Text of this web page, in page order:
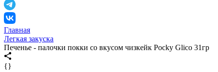
Главная
Легкая закуска
Печенье - палочки покки со вкусом чизкейк Pocky Glico 31гр
{}